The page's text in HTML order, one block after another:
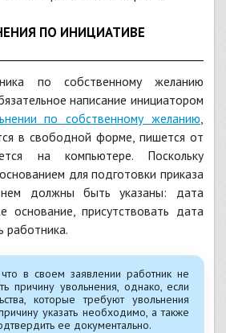
ПО ИНИЦИАТИВЕ
по собственному желанию
написание инициатором
по собственному желанию,
в свободной форме, пишется от
на компьютере. Поскольку
для подготовки приказа
должны быть указаны: дата
основание, присутствовать дата
работника.
что в своем заявлении работник не
причину увольнения, однако, если
которые требуют увольнения
указать необходимо, а также
ее документально.